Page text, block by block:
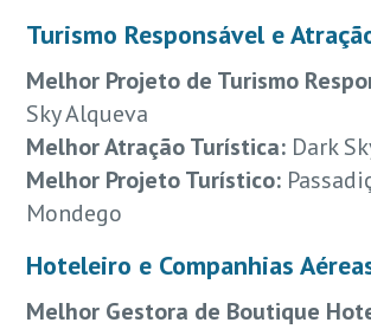
Turismo Responsável e
Melhor Projeto de Turismo
Sky Alqueva
Melhor Atração Turística: Dark
Melhor Projeto Turístico:
Mondego
Hoteleiro e Companhias
Melhor Gestora de Boutique